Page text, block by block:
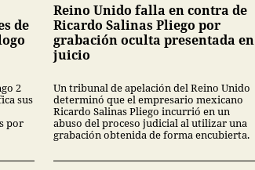
de
2
sus
por
Reino Unido falla en contra de
Ricardo Salinas Pliego por
grabación oculta presentada en
juicio
Un tribunal de apelación del Reino Unido
determinó que el empresario mexicano
Ricardo Salinas Pliego incurrió en un
abuso del proceso judicial al utilizar una
grabación obtenida de forma encubierta.